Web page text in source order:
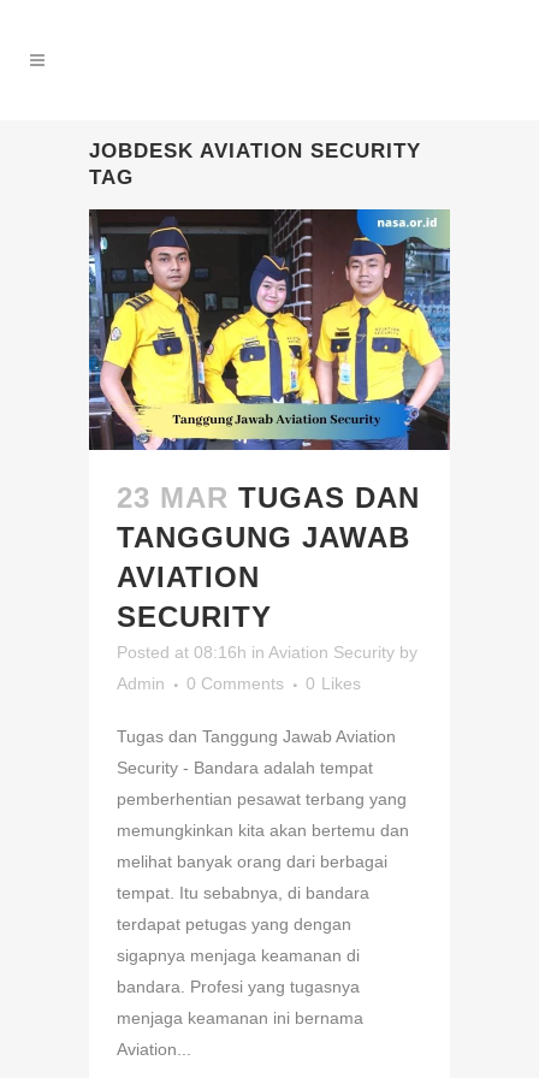
JOBDESK AVIATION SECURITY
TAG
23 MAR TUGAS DAN
TANGGUNG JAWAB
AVIATION
SECURITY
Posted at 08:16h in Aviation Security by
Admin
0 Comments 0 Likes
Tugas dan Tanggung Jawab Aviation
Security - Bandara adalah tempat
pemberhentian pesawat terbang yang
memungkinkan kita akan bertemu dan
melihat banyak orang dari berbagai
tempat. Itu sebabnya, di bandara
terdapat petugas yang dengan
sigapnya menjaga keamanan di
bandara. Profesi yang tugasnya
menjaga keamanan ini bernama
Aviation...